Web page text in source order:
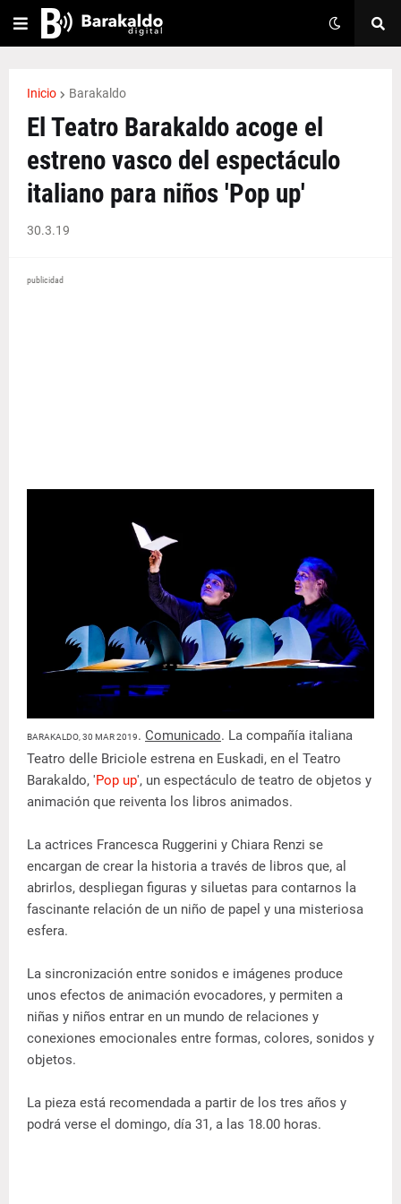
Inicio Barakaldo
El Teatro Barakaldo acoge el
estreno vasco del espectáculo
italiano para niños 'Pop up'
30.3.19
publicidad
BARAKALDO, 30 MAR 2019. Comunicado. La compañía italiana
Teatro delle Briciole estrena en Euskadi, en el Teatro
Barakaldo, 'Pop up', un espectáculo de teatro de objetos y
animación que reiventa los libros animados.
La actrices Francesca Ruggerini y Chiara Renzi se
encargan de crear la historia a través de libros que, al
abrirlos, despliegan figuras y siluetas para contarnos la
fascinante relación de un niño de papel y una misteriosa
esfera.
La sincronización entre sonidos e imágenes produce
unos efectos de animación evocadores, y permiten a
niñas y niños entrar en un mundo de relaciones y
conexiones emocionales entre formas, colores, sonidos y
objetos.
La pieza está recomendada a partir de los tres años y
podrá verse el domingo, día 31, a las 18.00 horas.